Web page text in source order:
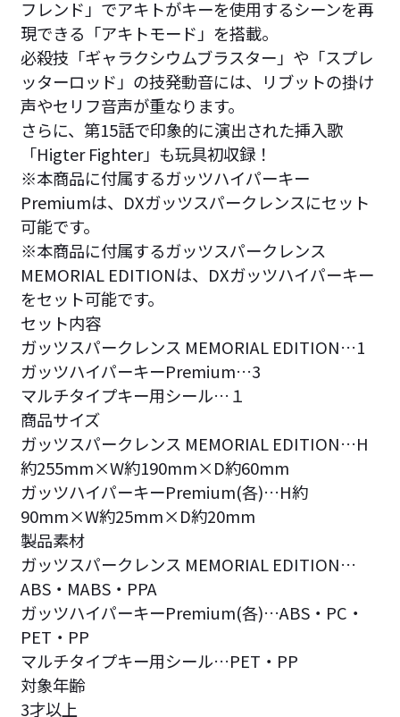
フレンド」でアキトがキーを使用するシーンを再
現できる「アキトモード」を搭載。
必殺技「ギャラクシウムブラスター」や「スプレ
ッターロッド」の技発動音には、リブットの掛け
声やセリフ音声が重なります。
さらに、第15話で印象的に演出された挿入歌
「Higter Fighter」も玩具初収録！
※本商品に付属するガッツハイパーキー
Premiumは、DXガッツスパークレンスにセット
可能です。
※本商品に付属するガッツスパークレンス
MEMORIAL EDITIONは、DXガッツハイパーキー
をセット可能です。
セット内容
ガッツスパークレンス MEMORIAL EDITION…1
ガッツハイパーキーPremium…3
マルチタイプキー用シール…１
商品サイズ
ガッツスパークレンス MEMORIAL EDITION…H
約255mm×W約190mm×D約60mm
ガッツハイパーキーPremium(各)…H約
90mm×W約25mm×D約20mm
製品素材
ガッツスパークレンス MEMORIAL EDITION…
ABS・MABS・PPA
ガッツハイパーキーPremium(各)…ABS・PC・
PET・PP
マルチタイプキー用シール…PET・PP
対象年齢
3才以上